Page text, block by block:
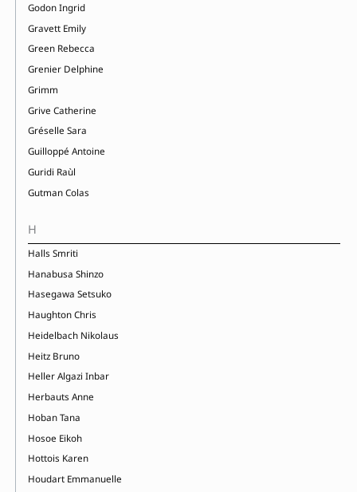
Godon Ingrid
Gravett Emily
Green Rebecca
Grenier Delphine
Grimm
Grive Catherine
Gréselle Sara
Guilloppé Antoine
Guridi Raùl
Gutman Colas
H
Halls Smriti
Hanabusa Shinzo
Hasegawa Setsuko
Haughton Chris
Heidelbach Nikolaus
Heitz Bruno
Heller Algazi Inbar
Herbauts Anne
Hoban Tana
Hosoe Eikoh
Hottois Karen
Houdart Emmanuelle